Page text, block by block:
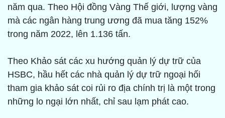
năm qua. Theo Hội đồng Vàng Thế giới, lượng vàng
mà các ngân hàng trung ương đã mua tăng 152%
trong năm 2022, lên 1.136 tấn.
Theo Khảo sát các xu hướng quản lý dự trữ của
HSBC, hầu hết các nhà quản lý dự trữ ngoại hối
tham gia khảo sát coi rủi ro địa chính trị là một trong
những lo ngại lớn nhất, chỉ sau lạm phát cao.